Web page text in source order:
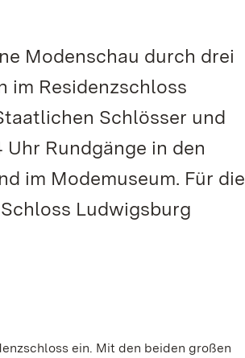
Modenschau durch drei
im Residenzschloss
Schlösser und
Rundgänge in den
im Modemuseum. Für die
Ludwigsburg
ein. Mit den beiden großen